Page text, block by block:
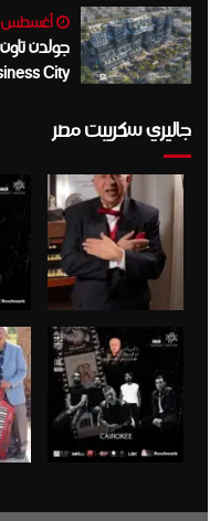
أغسطس 5, 2026
جاليري سكريبت مصر